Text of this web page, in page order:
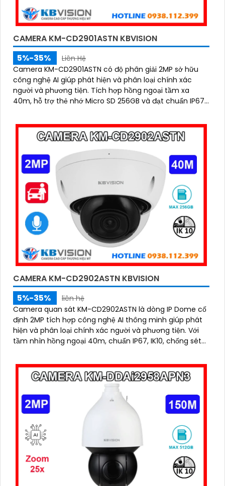
CAMERA KM-CD2901ASTN KBVISION
5%-35%
Liên Hệ
Camera KM-CD2901ASTN có độ phân giải 2MP sở hữu
công nghệ AI giúp phát hiện và phân loại chính xác
người và phương tiện. Tích hợp hồng ngoại tầm xa
40m, hỗ trợ thẻ nhớ Micro SD 256GB và đạt chuẩn IP67,
trường
CAMERA KM-CD2902ASTN KBVISION
5%-35%
liên hệ
Camera quan sát KM-CD2902ASTN là dòng IP Dome cố
định 2MP tích hợp công nghệ AI thông minh giúp phát
hiện và phân loại chính xác người và phương tiện. Với
tầm nhìn hồng ngoại 40m, chuẩn IP67, IK10, chống sét
mọi điều kiện môi trường